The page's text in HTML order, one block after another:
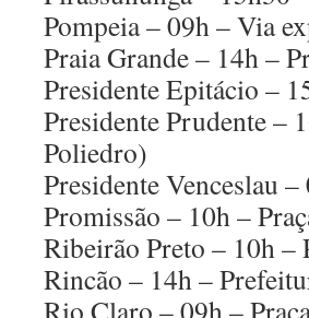
Pompeia – 09h – Via
Praia Grande – 14h –
Presidente Epitácio –
Presidente Prudente –
Poliedro)
Presidente Venceslau
Promissão – 10h –
Ribeirão Preto – 10h –
Rincão – 14h –
Rio Claro – 09h –